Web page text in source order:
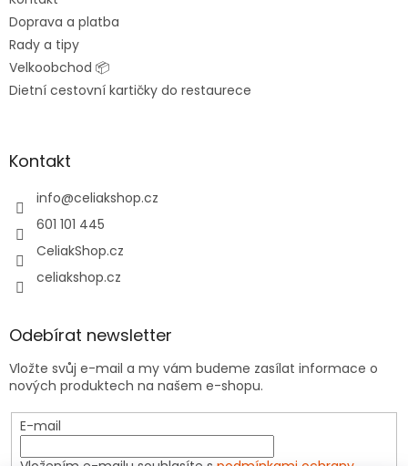
Doprava a platba
Rady a tipy
Velkoobchod 📦
Dietní cestovní kartičky do restaurece
Kontakt
info@celiakshop.cz
601 101 445
CeliakShop.cz
celiakshop.cz
Odebírat newsletter
Vložte svůj e-mail a my vám budeme zasílat informace o
nových produktech na našem e-shopu.
E-mail